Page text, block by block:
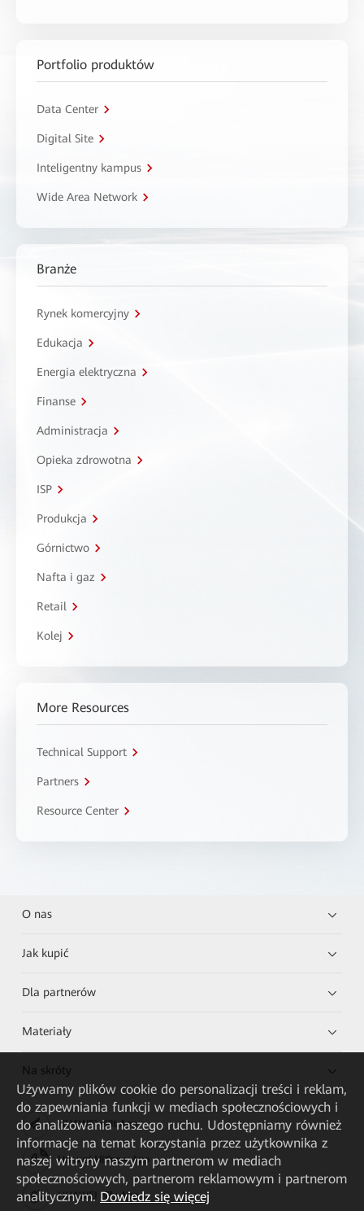
Portfolio produktów
Data Center
Digital Site
Inteligentny kampus
Wide Area Network
Branże
Rynek komercyjny
Edukacja
Energia elektryczna
Finanse
Administracja
Opieka zdrowotna
ISP
Produkcja
Górnictwo
Nafta i gaz
Retail
Kolej
More Resources
Technical Support
Partners
Resource Center
O nas
Jak kupić
Dla partnerów
Materiały
Na skróty
HUAWEI eKit App
Huawei HiKnow App
HUAWEI eFly App
Używamy plików cookie do personalizacji treści i reklam,
do zapewniania funkcji w mediach społecznościowych i
do analizowania naszego ruchu. Udostępniamy również
informacje na temat korzystania przez użytkownika z
naszej witryny naszym partnerom w mediach
społecznościowych, partnerom reklamowym i partnerom
analitycznym. Dowiedz się więcej